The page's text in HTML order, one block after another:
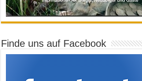
Finde uns auf Facebook